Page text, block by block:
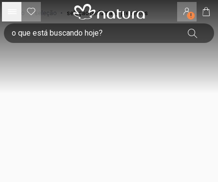
!
• seleção • seleção perfumaria presentes